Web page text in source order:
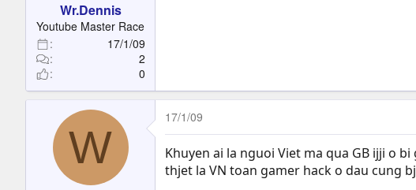
Wr.Dennis
Youtube Master Race
17/1/09
2
0
W
17/1/09
Khuyen ai la nguoi Viet ma qua GB ijji o
thjet la VN toan gamer hack o dau cung